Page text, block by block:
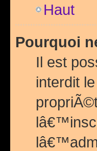
Haut
Pourquoi
Il est
interdit